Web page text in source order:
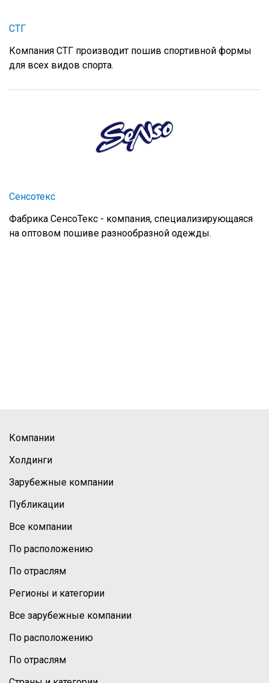
СТГ
Компания СТГ производит пошив спортивной формы
для всех видов спорта.
Сенсотекс
Фабрика СенсоТекс - компания, специализирующаяся
на оптовом пошиве разнообразной одежды.
Компании
Холдинги
Зарубежные компании
Публикации
Все компании
По расположению
По отраслям
Регионы и категории
Все зарубежные компании
По расположению
По отраслям